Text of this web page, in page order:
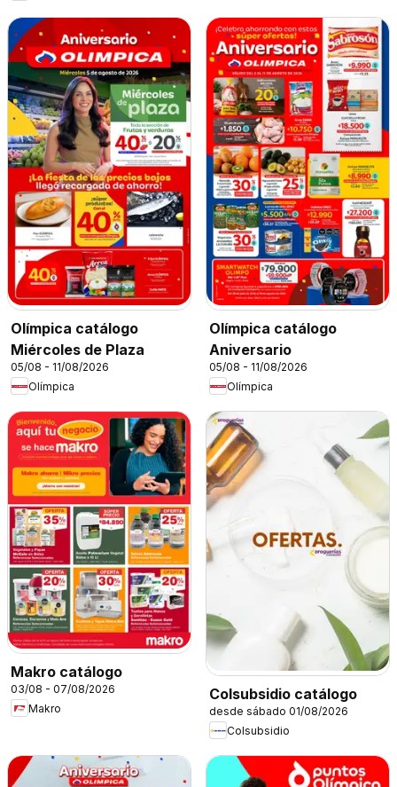
Olímpica catálogo
Miércoles de Plaza
05/08 - 11/08/2026
Olímpica
Olímpica catálogo
Aniversario
05/08 - 11/08/2026
Olímpica
Makro catálogo
03/08 - 07/08/2026
Makro
Colsubsidio catálogo
desde sábado 01/08/2026
Colsubsidio